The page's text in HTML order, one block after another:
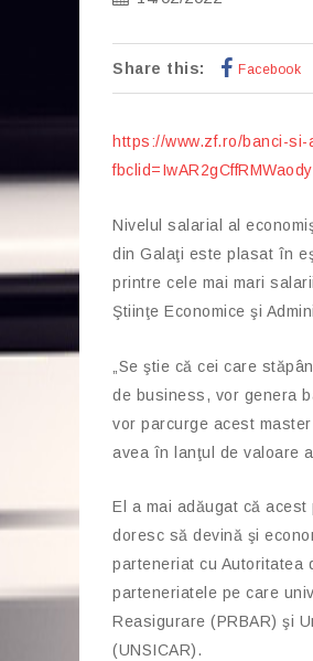
Share this: Facebook
https://www.zf.ro/banci-
Nivelul salarial al
din Galaţi este plasat în
printre cele mai mari
Ştiinţe Economice şi
„Se ştie că cei care
de business, vor genera
vor parcurge acest
avea în lanţul de valoare
El a mai adăugat că
doresc să devină şi
parteneriat cu Autoritatea
parteneriatele pe care
Reasigurare (PRBAR) şi
(UNSICAR).